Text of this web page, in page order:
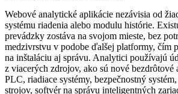
Webové analytické aplikácie nezávisia od
systému riadenia alebo modulu histórie.
prevádzky zostáva na svojom mieste, bez
medzivrstvu v podobe ďalšej platformy, čím
na inštaláciu aj správu. Analytici používajú
z viacerých zdrojov, ako sú nové bezdrôtové
PLC, riadiace systémy, bezpečnostný
strojov, softvér na správu inteligentných